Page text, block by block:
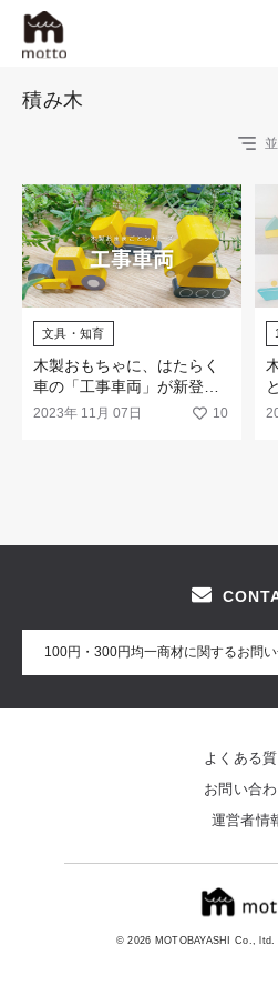
積み木
文具・知育
木製おもちゃに、はたらく
車の「工事車両」が新登
場！
2023年 11月 07日 10
100円・300円均一商材に関するお問
© 2026 MOTOBAYASHI Co., ltd.
よくある
お問い合
運営者情